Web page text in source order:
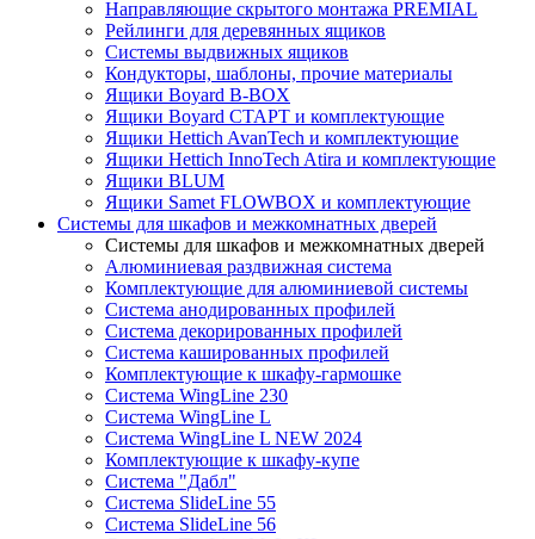
Направляющие скрытого монтажа PREMIAL
Рейлинги для деревянных ящиков
Системы выдвижных ящиков
Кондукторы, шаблоны, прочие материалы
Ящики Boyard B-BOX
Ящики Boyard СТАРТ и комплектующие
Ящики Hettich AvanTech и комплектующие
Ящики Hettich InnoTech Atira и комплектующие
Ящики BLUM
Ящики Samet FLOWBOX и комплектующие
Системы для шкафов и межкомнатных дверей
Системы для шкафов и межкомнатных дверей
Алюминиевая раздвижная система
Комплектующие для алюминиевой системы
Система анодированных профилей
Система декорированных профилей
Система кашированных профилей
Комплектующие к шкафу-гармошке
Система WingLine 230
Система WingLine L
Система WingLine L NEW 2024
Комплектующие к шкафу-купе
Система "Дабл"
Система SlideLine 55
Система SlideLine 56